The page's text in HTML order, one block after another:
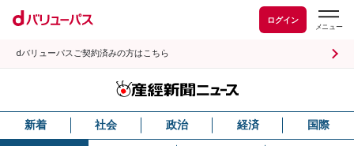
ログイン
dバリューパスご契約済みの方はこちら
新着 社会 政治 経済 国際